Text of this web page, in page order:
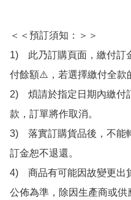
＜＜預訂須知：＞＞
1)　此乃訂購頁面，繳付
付餘額⚠️，若選擇繳付全款
2)　煩請於指定日期內繳付
款，訂單將作取消。
3)　落實訂購貨品後，不能
訂金恕不退還。
4)　商品有可能因故變更出
公佈為準，除因生產商或